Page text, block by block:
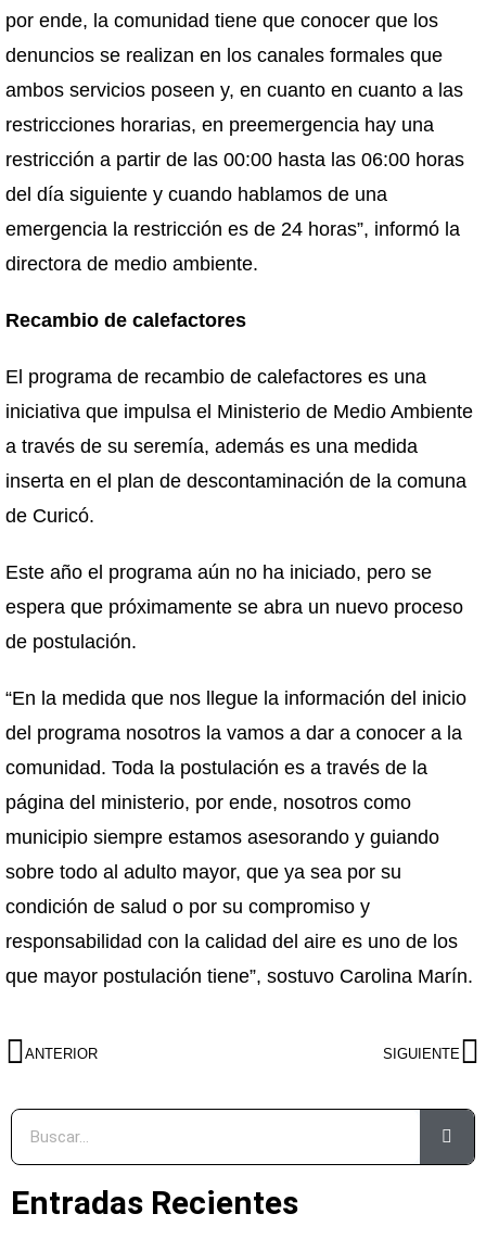
por ende, la comunidad tiene que conocer que los
denuncios se realizan en los canales formales que
ambos servicios poseen y, en cuanto en cuanto a las
restricciones horarias, en preemergencia hay una
restricción a partir de las 00:00 hasta las 06:00 horas
del día siguiente y cuando hablamos de una
emergencia la restricción es de 24 horas”, informó la
directora de medio ambiente.
Recambio de calefactores
El programa de recambio de calefactores es una
iniciativa que impulsa el Ministerio de Medio Ambiente
a través de su seremía, además es una medida
inserta en el plan de descontaminación de la comuna
de Curicó.
Este año el programa aún no ha iniciado, pero se
espera que próximamente se abra un nuevo proceso
de postulación.
“En la medida que nos llegue la información del inicio
del programa nosotros la vamos a dar a conocer a la
comunidad. Toda la postulación es a través de la
página del ministerio, por ende, nosotros como
municipio siempre estamos asesorando y guiando
sobre todo al adulto mayor, que ya sea por su
condición de salud o por su compromiso y
responsabilidad con la calidad del aire es uno de los
que mayor postulación tiene”, sostuvo Carolina Marín.
ANTERIOR SIGUIENTE
Entradas Recientes